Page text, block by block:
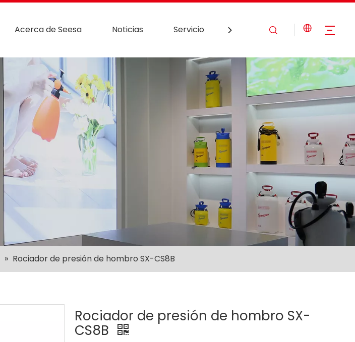
Acerca de Seesa Noticias Servicio Contáctenos
» Rociador de presión de hombro SX-CS8B
Rociador de presión de hombro SX-
CS8B